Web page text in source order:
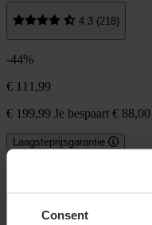
Consent
4.3 (218)
-44%
€ 111,99
€ 199,99 Je bespaart € 88,00
Laagsteprijsgarantie